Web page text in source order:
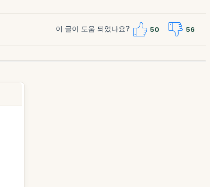
이 글이 도움 되었나요? 50 56